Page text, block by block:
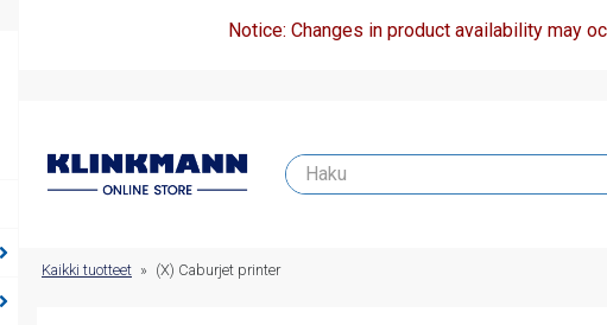
Notice: Changes in product availability may
Kaikki tuotteet » (X) Caburjet printer